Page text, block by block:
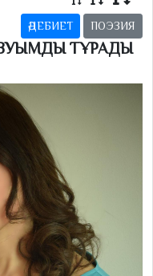
ӘДЕБИЕТ ПОЭЗИЯ
ТҰРАДЫ